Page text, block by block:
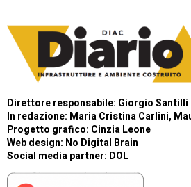
Direttore responsabile: Giorgio Santilli
In redazione: Maria Cristina Carlini,
Progetto grafico: Cinzia Leone
Web design: No Digital Brain
Social media partner: DOL